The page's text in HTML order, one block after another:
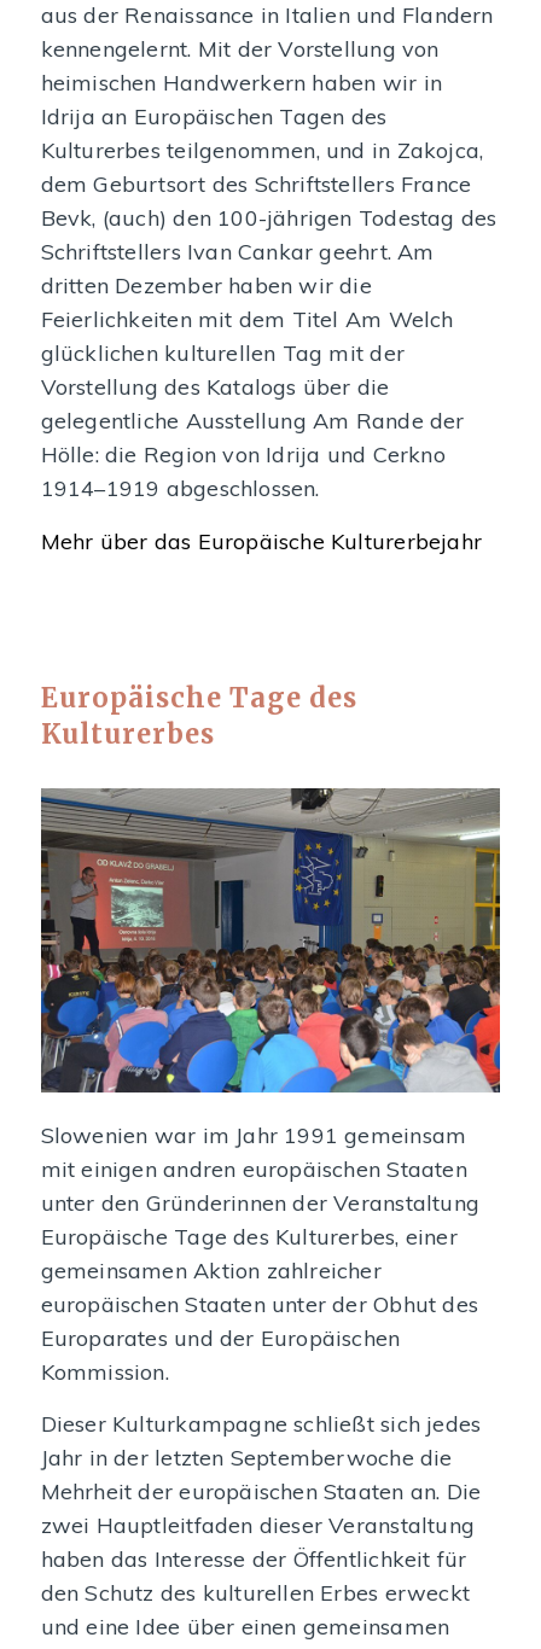
aus der Renaissance in Italien und Flandern
kennengelernt. Mit der Vorstellung von
heimischen Handwerkern haben wir in
Idrija an Europäischen Tagen des
Kulturerbes teilgenommen, und in Zakojca,
dem Geburtsort des Schriftstellers France
Bevk, (auch) den 100-jährigen Todestag des
Schriftstellers Ivan Cankar geehrt. Am
dritten Dezember haben wir die
Feierlichkeiten mit dem Titel Am Welch
glücklichen kulturellen Tag mit der
Vorstellung des Katalogs über die
gelegentliche Ausstellung Am Rande der
Hölle: die Region von Idrija und Cerkno
1914–1919 abgeschlossen.
Mehr über das Europäische Kulturerbejahr
Europäische Tage des
Kulturerbes
Slowenien war im Jahr 1991 gemeinsam
mit einigen andren europäischen Staaten
unter den Gründerinnen der Veranstaltung
Europäische Tage des Kulturerbes, einer
gemeinsamen Aktion zahlreicher
europäischen Staaten unter der Obhut des
Europarates und der Europäischen
Kommission.
Dieser Kulturkampagne schließt sich jedes
Jahr in der letzten Septemberwoche die
Mehrheit der europäischen Staaten an. Die
zwei Hauptleitfaden dieser Veranstaltung
haben das Interesse der Öffentlichkeit für
den Schutz des kulturellen Erbes erweckt
und eine Idee über einen gemeinsamen